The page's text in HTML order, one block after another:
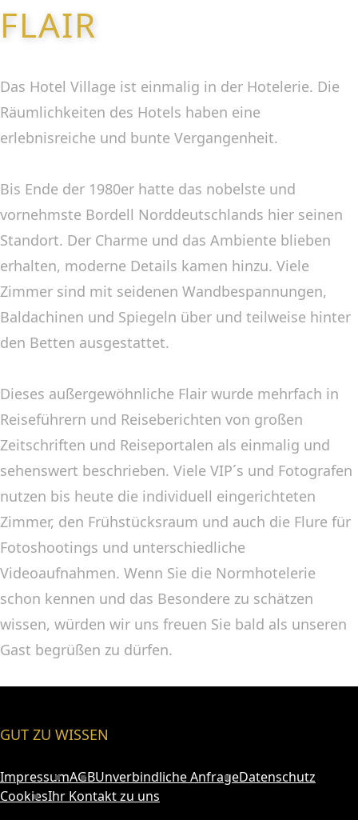
LAIR
Das Hotel Village ist einmalig in der Hotelerie. Die
Räumlichkeiten des Hotels haben eine
erlebnisreiche und bunte Vergangenheit.
Bis Ende der 1980er hatte das nobelste und
vornehmste Bordell Norddeutschlands hier seinen
Standort. Der Charme und das Ambiente blieben
erhalten, moderne Details kamen hinzu. Viele
Zimmer sind mit seidenen Wandbespannungen,
Baldachinen und Spiegeln über und teilweise hinter
den Betten ausgestattet.
Dieses außergewöhnliche Flair wurde mehrfach in
Reiseführern und Reiseberichten von großen
Zeitschriften und Reiseportalen als einmalig und
sehenswert beschrieben. Viele VIP´s und Fotografen
nutzen bis heute die individuell eingerichteten
Zimmer, den Frühstücksraum und auch die Flure für
Fotoshootings und unterschiedliche
Videoaufnahmen. Wenn Sie die Normhotelerie
schon kennen und das Besondere zu schätzen
wissen, würden wir uns freuen Sie bald als unseren
Gast begrüßen zu dürfen.
GUT ZU WISSEN
ImpressumAGBUnverbindliche AnfrageDatenschutz
CookiesIhr Kontakt zu uns